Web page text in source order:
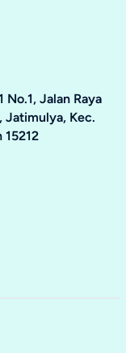
No.1, Jalan Raya
Jatimulya, Kec.
15212